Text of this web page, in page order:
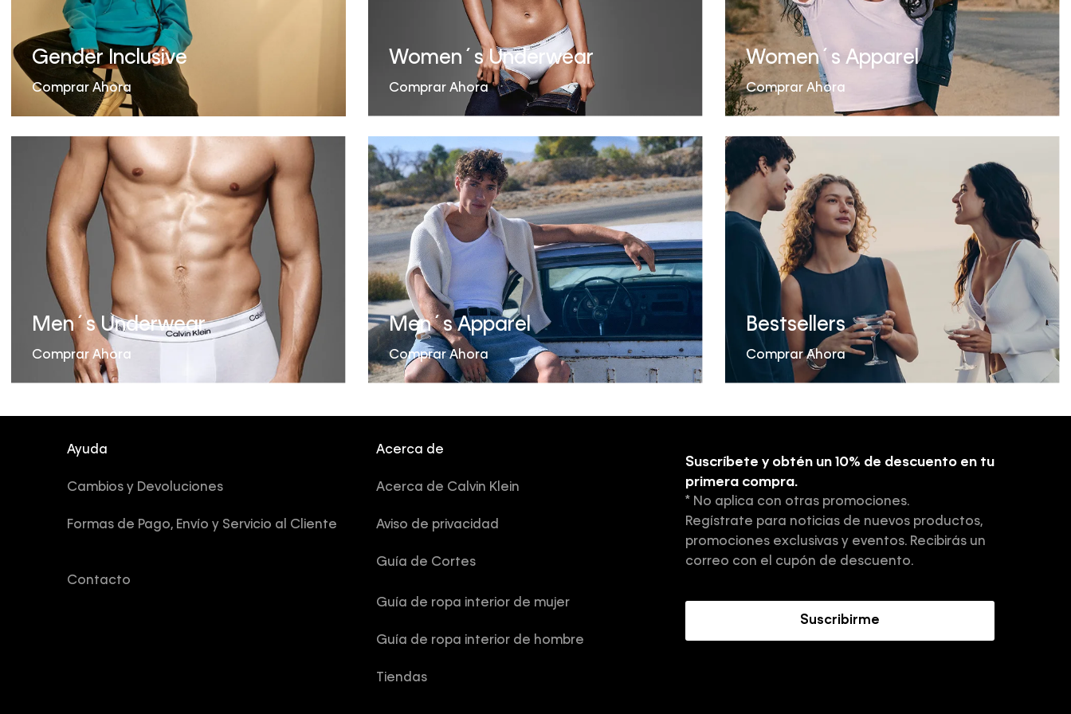
Gender Inclusive
Comprar Ahora
Women´s Underwear
Comprar Ahora
Women´s Apparel
Comprar Ahora
Men´s Underwear
Comprar Ahora
Men´s Apparel
Comprar Ahora
Bestsellers
Comprar Ahora
Ayuda
Cambios y Devoluciones
Formas de Pago, Envío y Servicio al Cliente
Contacto
Acerca de
Acerca de Calvin Klein
Aviso de privacidad
Guía de Cortes
Guía de ropa interior de mujer
Guía de ropa interior de hombre
Tiendas
Suscríbete y obtén un 10% de descuento en tu
primera compra.
* No aplica con otras promociones.
Regístrate para noticias de nuevos productos,
promociones exclusivas y eventos. Recibirás un
correo con el cupón de descuento.
Suscribirme